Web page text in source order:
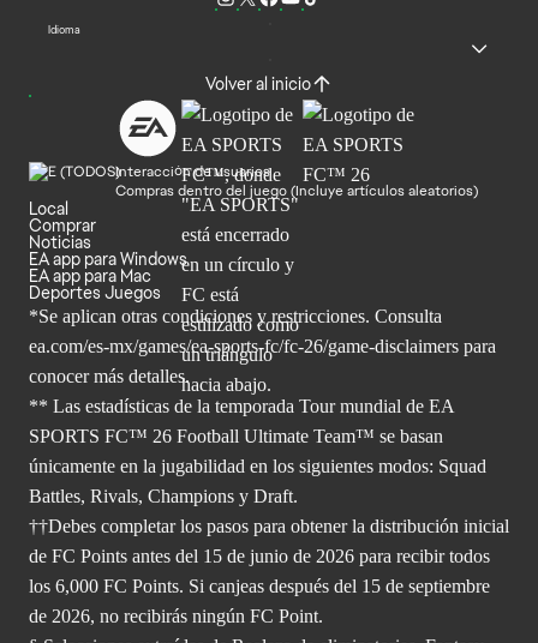
Idioma
Volver al inicio
Interacción de usuarios
Compras dentro del juego (Incluye artículos aleatorios)
Local
Comprar
Noticias
EA app para Windows
EA app para Mac
Deportes Juegos
*Se aplican otras condiciones y restricciones. Consulta
ea.com/es-mx/games/ea-sports-fc/fc-26/game-disclaimers para
conocer más detalles.
** Las estadísticas de la temporada Tour mundial de EA
SPORTS FC™ 26 Football Ultimate Team™ se basan
únicamente en la jugabilidad en los siguientes modos: Squad
Battles, Rivals, Champions y Draft.
††Debes completar los pasos para obtener la distribución inicial
de FC Points antes del 15 de junio de 2026 para recibir todos
los 6,000 FC Points. Si canjeas después del 15 de septiembre
de 2026, no recibirás ningún FC Point.